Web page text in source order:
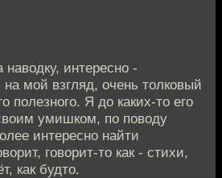
интересно -
мой взгляд, очень толковый
полезного. Я до каких-то его
умишком, по поводу
интересно найти
говорит-то как - стихи,
как будто.